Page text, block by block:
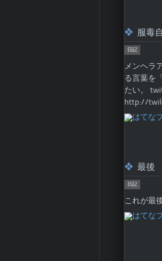
服毒
日記
メンヘラ
る言葉を
たい。
http://
最後
日記
これが最